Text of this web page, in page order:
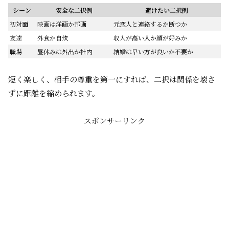
シーン 安全な二択例
避けたい二択例
初対面
映画は洋画か邦画
元恋人と連絡するか断つか
友達
外食か自炊
収入が高い人か顔が好みか
職場
昼休みは外出か社内 結婚は早い方が良いか不要か
短く楽しく、相手の尊重を第一にすれば、二択は関係を壊さ
ずに距離を縮められます。
スポンサーリンク